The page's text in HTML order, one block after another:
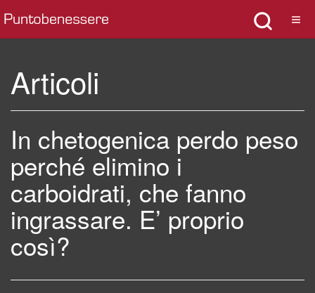
Articoli
In chetogenica perdo peso
perché elimino i
carboidrati, che fanno
ingrassare. E’ proprio
così?